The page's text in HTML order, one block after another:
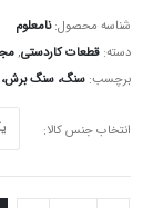
شناسه محصول:نامعلوم
دسته: قطعات کاردستی,
برچسب: سنگ، سنگ برش،
انتخاب جنس کالا